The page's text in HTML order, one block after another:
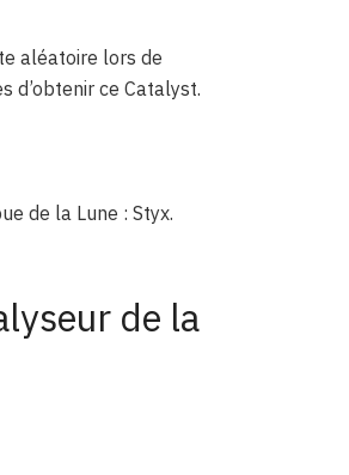
aléatoire lors de
d’obtenir ce Catalyst.
de la Lune : Styx.
de la